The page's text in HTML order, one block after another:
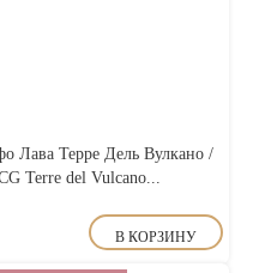
Лава Терре Дель Вулкано /
Terre del Vulcano...
В КОРЗИНУ